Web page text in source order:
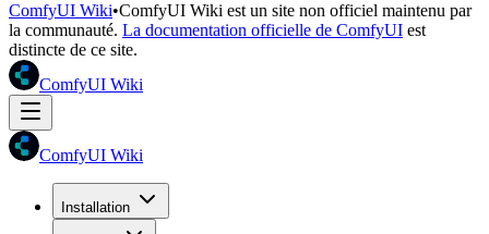
ComfyUI Wiki•ComfyUI Wiki est un site non officiel maintenu par
la communauté. La documentation officielle de ComfyUI est
distincte de ce site.
ComfyUI Wiki
ComfyUI Wiki
Installation